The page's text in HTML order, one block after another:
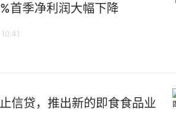
首季净利润大幅下降
信贷，推出新的即食食品业